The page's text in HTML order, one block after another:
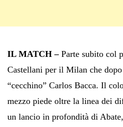
IL MATCH –Parte subito col
Castellani per il Milan che
“cecchino” Carlos Bacca. Il
mezzo piede oltre la linea dei
un lancio in profondità di